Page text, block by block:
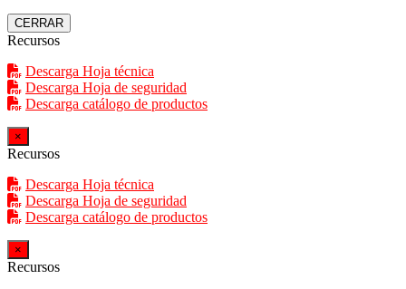
CERRAR
Recursos
Descarga Hoja técnica
Descarga Hoja de seguridad
Descarga catálogo de productos
×
Recursos
Descarga Hoja técnica
Descarga Hoja de seguridad
Descarga catálogo de productos
×
Recursos